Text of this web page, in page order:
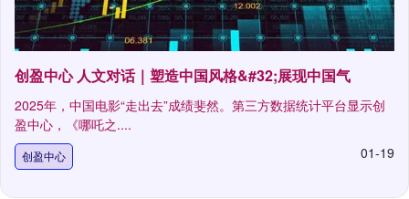
创盈中心 人文对话｜塑造中国风格&#32;展现中国气
2025年，中国电影“走出去”成绩斐然。第三方数据统计平台显示创
盈中心，《哪吒之....
创盈中心 01-19